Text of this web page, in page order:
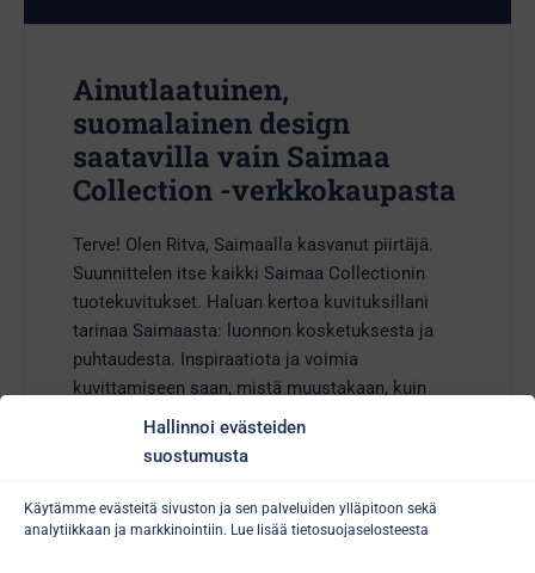
Hallinnoi evästeiden
suostumusta
Käytämme evästeitä sivuston ja sen palveluiden ylläpitoon sekä
analytiikkaan ja markkinointiin. Lue lisää tietosuojaselosteesta
Ainutlaatuinen,
suomalainen design
saatavilla vain Saimaa
Collection -verkkokaupasta
Terve! Olen Ritva, Saimaalla kasvanut piirtäjä.
Suunnittelen itse kaikki Saimaa Collectionin
tuotekuvitukset. Haluan kertoa kuvituksillani
tarinaa Saimaasta: luonnon kosketuksesta ja
puhtaudesta. Inspiraatiota ja voimia
kuvittamiseen saan, mistä muustakaan, kuin
ympäröivästä Saimaan luonnosta.
Lue lisää >